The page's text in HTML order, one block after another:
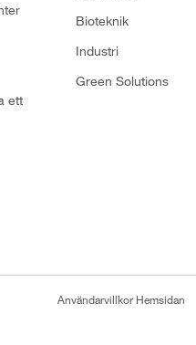
ett
Bioteknik
Industri
Green Solutions
Användarvillkor Hemsidan